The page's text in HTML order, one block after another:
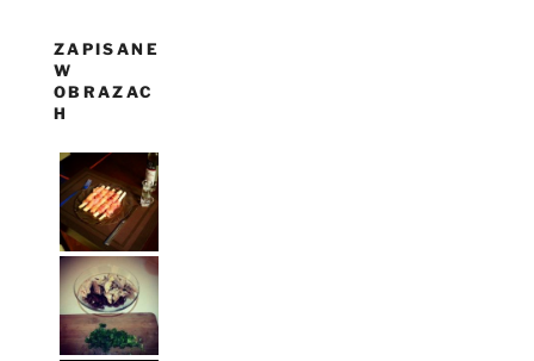
ZAPISANE
W
OBRAZAC
H